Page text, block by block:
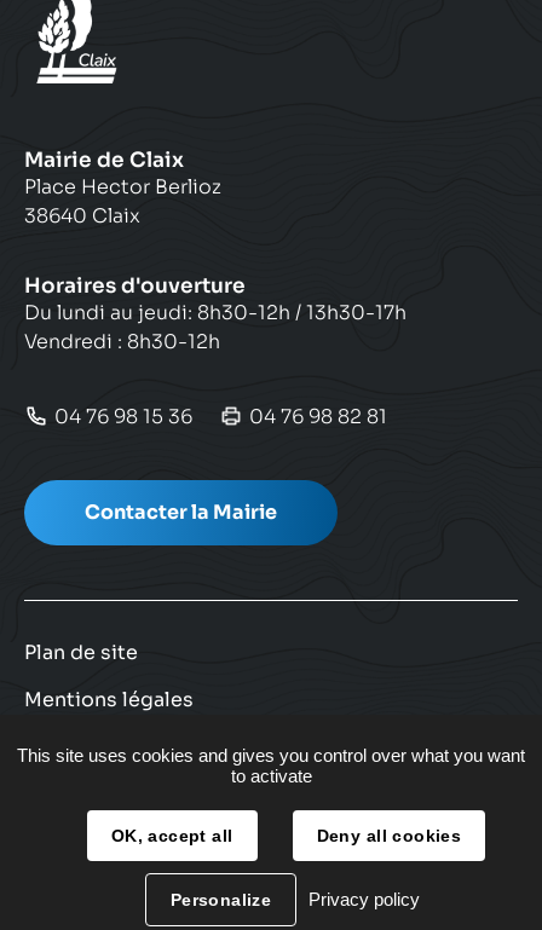
Mairie de Claix
Place Hector Berlioz
38640 Claix
Horaires d'ouverture
Du lundi au jeudi: 8h30-12h / 13h30-17h
Vendredi : 8h30-12h
04 76 98 15 36 04 76 98 82 81
Contacter la Mairie
Plan de site
Mentions légales
Nous suivre FacebookInstagramTwitterYoutube
This site uses cookies and gives you control over what you want
to activate
OK, accept all Deny all cookies
Personalize Privacy policy